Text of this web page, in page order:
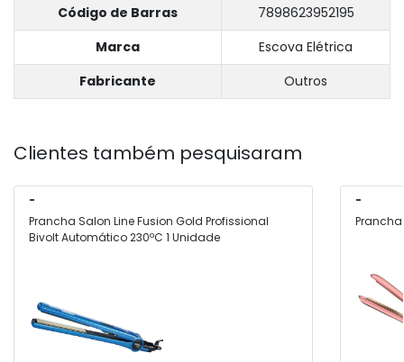
Código de Barras
7898623952195
Marca
Escova Elétrica
Fabricante
Outros
Clientes também pesquisaram
-
Prancha Salon Line Fusion Gold Profissional
Bivolt Automático 230ºC 1 Unidade
-
Prancha